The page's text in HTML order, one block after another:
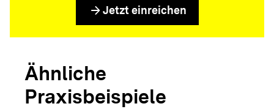
arrow_forward Jetzt einreichen
Ähnliche
Praxisbeispiele